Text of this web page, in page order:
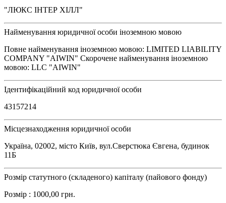
"ЛЮКС ІНТЕР ХІЛЛ"
Найменування юридичної особи іноземною мовою
Повне найменування іноземною мовою: LIMITED LIABILITY
COMPANY "AIWIN" Скорочене найменування іноземною
мовою: LLC "AIWIN"
Ідентифікаційний код юридичної особи
43157214
Місцезнаходження юридичної особи
Україна, 02002, місто Київ, вул.Сверстюка Євгена, будинок
11Б
Розмір статутного (складеного) капіталу (пайового фонду)
Розмір : 1000,00 грн.